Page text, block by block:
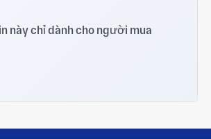
này chỉ dành cho người mua